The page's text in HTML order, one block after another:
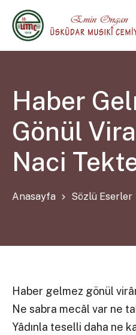
Haber
Gönül
Naci
Anasayfa Sözlü Eserler
Haber gelmez gönül
Ne sabra mecâl var ne
Yâdınla teselli daha ne